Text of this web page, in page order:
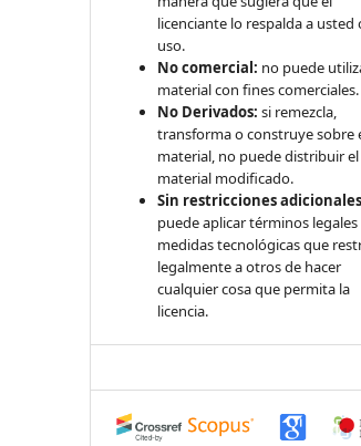
licenciante lo respalda a usted
uso.
No comercial: no puede
material con fines comerciales.
No Derivados: si remezcla,
transforma o construye sobre
material, no puede distribuir el
material modificado.
Sin restricciones
puede aplicar términos legales
medidas tecnológicas que
legalmente a otros de hacer
cualquier cosa que permita la
licencia.